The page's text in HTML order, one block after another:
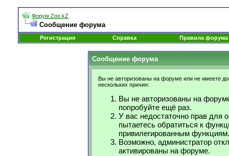
Форум Zoo.kZ
Сообщение форума
Регистрация Справка Правила форума
Сообщение форума
Вы не авторизованы на форуме или не имеете
нескольких причин:
Вы не авторизованы на
попробуйте ещё раз.
У вас недостаточно прав для
пытаетесь обратиться к
привилегированным функциям.
Возможно, администратор
активированы на форуме.